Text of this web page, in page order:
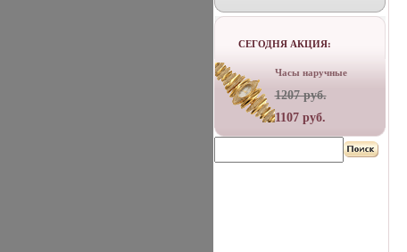
СЕГОДНЯ АКЦИЯ:
Часы наручные
1207 руб.
1107 руб.